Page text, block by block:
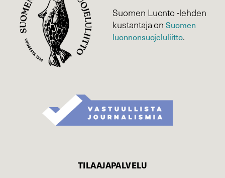
Suomen Luonto -lehden
kustantaja onSuomen
luonnonsuojelu­liitto.
TILAAJAPALVELU